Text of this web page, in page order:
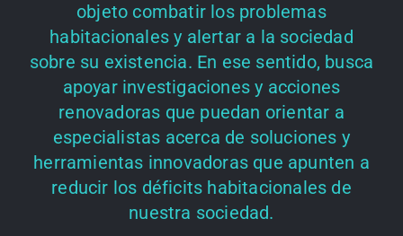
objeto combatir los problemas
habitacionales y alertar a la sociedad
sobre su existencia. En ese sentido, busca
apoyar investigaciones y acciones
renovadoras que puedan orientar a
especialistas acerca de soluciones y
herramientas innovadoras que apunten a
reducir los déficits habitacionales de
nuestra sociedad.